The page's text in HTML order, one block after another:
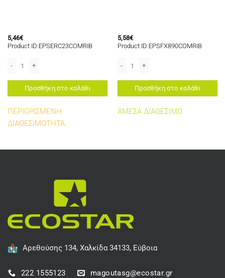
5,46€
Product ID:EPSERC23COMRIB
Προσθήκη στο καλάθι
ΠΕΡΙΟΡΙΣΜΕΝΗ
ΔΙΑΘΕΣΙΜΟΤΗΤΑ
5,58€
Product ID:EPSFX890COMRIB
Προσθήκη στο καλάθι
ΑΜΕΣΑ ΔΙΑΘΕΣΙΜΟ
Αρεθούσης 134, Χαλκίδα 34133, Εύβοια
222 1555123 magoutasg@ecostar.gr